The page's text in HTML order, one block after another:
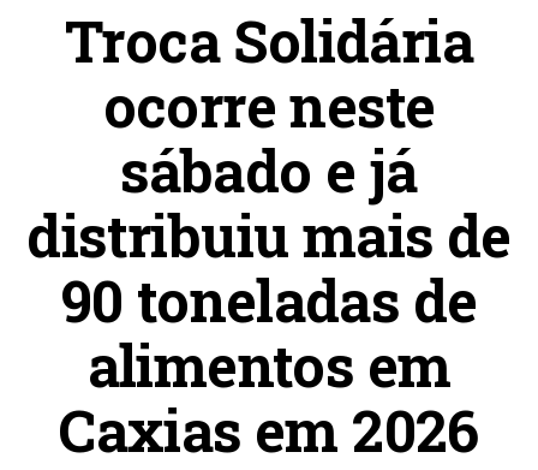
Troca Solidária
ocorre neste
sábado e já
distribuiu mais de
90 toneladas de
alimentos em
Caxias em 2026